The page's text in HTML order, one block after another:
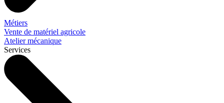
Métiers
Vente de matériel agricole
Atelier mécanique
Services